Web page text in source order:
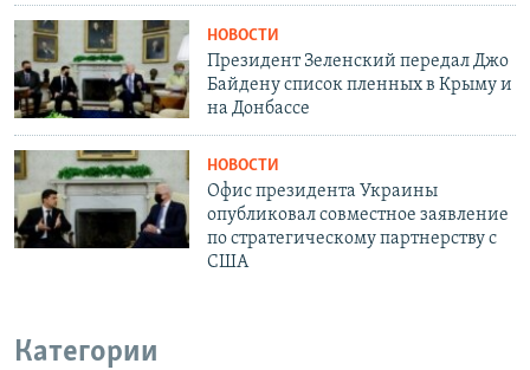
НОВОСТИ
Президент Зеленский передал Джо
Байдену список пленных в Крыму и
на Донбассе
НОВОСТИ
Офис президента Украины
опубликовал совместное заявление
по стратегическому партнерству с
США
Категории